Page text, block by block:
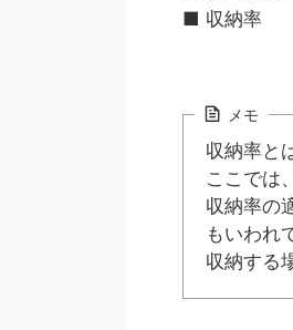
■ 収納率
メモ
収納率と
ここでは
収納率の
もいわれ
収納する